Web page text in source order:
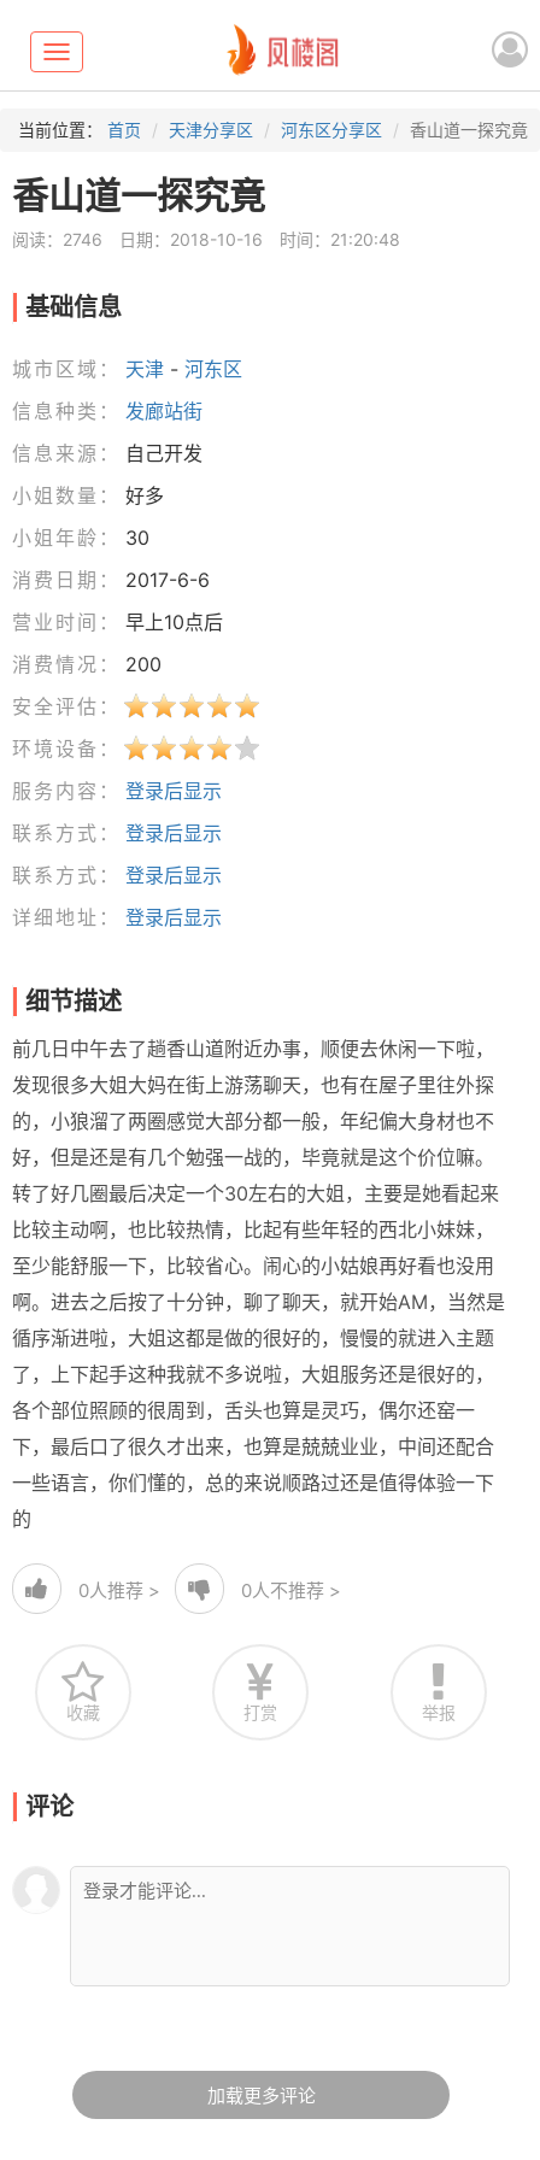
Toggle
navigation
当前位置： 首页 天津分享区 河东区分享区 香山道一探究竟
香山道一探究竟
阅读：2746 日期：2018-10-16 时间：21:20:48
基础信息
城市区域： 天津 - 河东区
信息种类：
发廊站街
信息来源：
自己开发
小姐数量：
好多
小姐年龄：
30
消费日期：
2017-6-6
营业时间：
早上10点后
消费情况：
200
安全评估：
环境设备：
服务内容：
登录后显示
联系方式：
登录后显示
联系方式：
登录后显示
详细地址：
登录后显示
细节描述
前几日中午去了趟香山道附近办事，顺便去休闲一下啦，
发现很多大姐大妈在街上游荡聊天，也有在屋子里往外探
的，小狼溜了两圈感觉大部分都一般，年纪偏大身材也不
好，但是还是有几个勉强一战的，毕竟就是这个价位嘛。
转了好几圈最后决定一个30左右的大姐，主要是她看起来
比较主动啊，也比较热情，比起有些年轻的西北小妹妹，
至少能舒服一下，比较省心。闹心的小姑娘再好看也没用
啊。进去之后按了十分钟，聊了聊天，就开始AM，当然是
循序渐进啦，大姐这都是做的很好的，慢慢的就进入主题
了，上下起手这种我就不多说啦，大姐服务还是很好的，
各个部位照顾的很周到，舌头也算是灵巧，偶尔还窑一
下，最后口了很久才出来，也算是兢兢业业，中间还配合
一些语言，你们懂的，总的来说顺路过还是值得体验一下
的
0人推荐 > 0人不推荐 >
收藏 打赏 举报
评论
加载更多评论